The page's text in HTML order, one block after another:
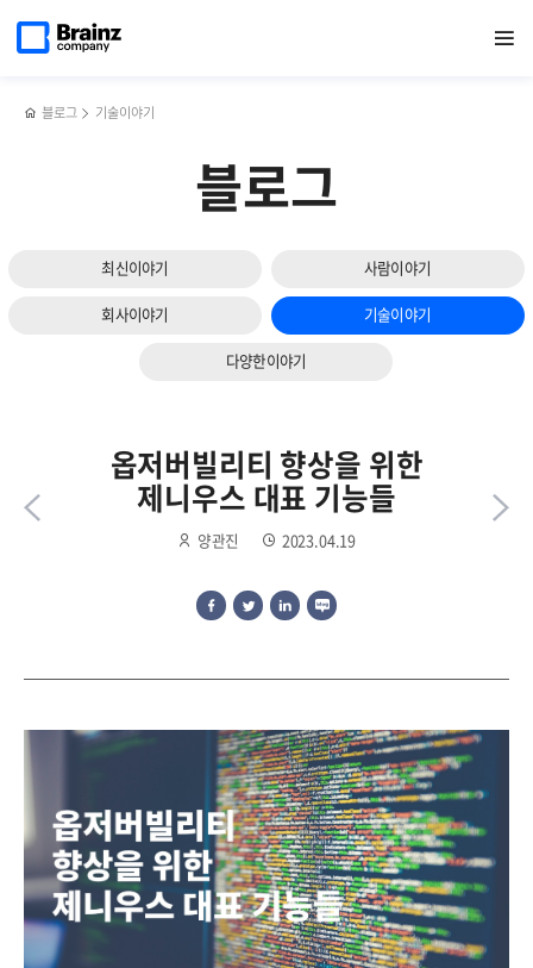
열기
페이지로
블로그 기술이야기
블로그
최신이야기 사람이야기
회사이야기 기술이야기
다양한이야기
위한
옵저버빌리티 향상을 위한
제니우스 대표 기능들
양관진 2023.04.19
맞이한
다음
슬라이드